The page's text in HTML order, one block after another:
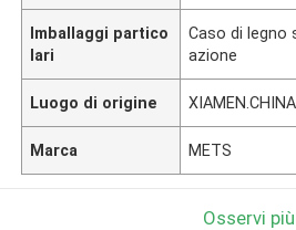
Imballaggi partico
lari
Caso di legno
azione
Luogo di origine XIAMEN.CHINA
Marca METS
Osservi più